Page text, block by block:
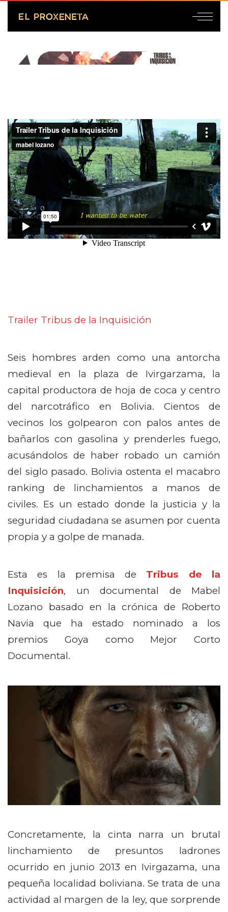
Trailer Tribus de la Inquisición
Seis hombres arden como una antorcha
medieval en la plaza de Ivirgarzama, la
capital productora de hoja de coca y centro
del narcotráfico en Bolivia. Cientos de
vecinos los golpearon con palos antes de
bañarlos con gasolina y prenderles fuego,
acusándolos de haber robado un camión
del siglo pasado. Bolivia ostenta el macabro
ranking de linchamientos a manos de
civiles. Es un estado donde la justicia y la
seguridad ciudadana se asumen por cuenta
propia y a golpe de manada.
Esta es la premisa de Tribus de la
Inquisición, un documental de Mabel
Lozano basado en la crónica de Roberto
Navia que ha estado nominado a los
premios Goya como Mejor Corto
Documental.
Concretamente, la cinta narra un brutal
linchamiento de presuntos ladrones
ocurrido en junio 2013 en Ivirgazama, una
pequeña localidad boliviana. Se trata de una
actividad al margen de la ley, que sorprende